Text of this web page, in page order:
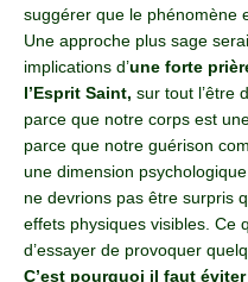
suggérer que le phénomène
Une approche plus sage
implications d’une forte
l’Esprit Saint, sur tout l’être
parce que notre corps est
parce que notre guérison
une dimension
ne devrions pas être surpris
effets physiques visibles. Ce
d’essayer de provoquer
C’est pourquoi il faut